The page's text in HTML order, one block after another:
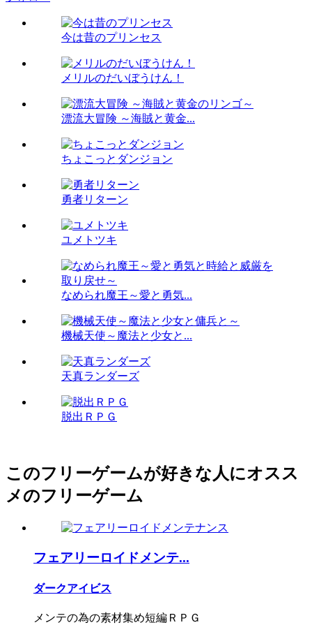
今は昔のプリンセス
メリルのだいぼうけん！
漂流大冒険 ～海賊と黄金...
ちょこっとダンジョン
勇者リターン
ユメトツキ
なめられ魔王～愛と勇気...
機械天使～魔法と少女と...
天真ランダーズ
脱出ＲＰＧ
このフリーゲームが好きな人にオスス
メのフリーゲーム
フェアリーロイドメンテ...
ダークアイビス
メンテの為の素材集め短編ＲＰＧ